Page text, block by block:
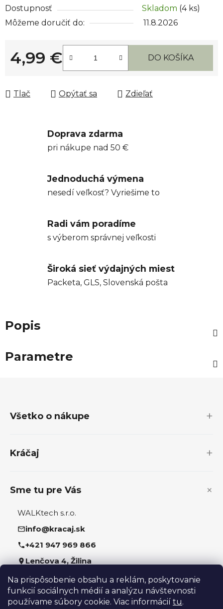
Na prispôsobenie obsahu a reklám, poskytovanie
funkcií sociálnych médií a analýzu návštevnosti
používame súbory cookie. Viac informácií tu.
Dostupnosť Skladom (4 ks)
Môžeme doručiť do:
11.8.2026
4,99 €
Jednotková cena:
DO KOŠÍKA
Tlač Opýtať sa Zdieľať
Doprava zdarma
pri nákupe nad 50 €
Jednoduchá výmena
nesedí veľkosť? Vyriešime to
Radi vám poradíme
s výberom správnej veľkosti
Široká sieť výdajných miest
Packeta, GLS, Slovenská pošta
Popis
Parametre
Všetko o nákupe
Kráčaj
Sme tu pre Vás
WALKtech s.r.o.
info@kracaj.sk
+421 947 969 866
Lenčova 4, Žilina
Sledujte nás